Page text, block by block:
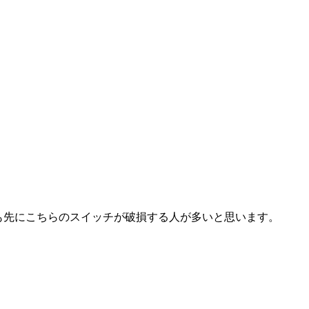
にこちらのスイッチが破損する人が多いと思います。